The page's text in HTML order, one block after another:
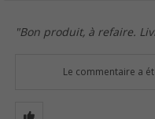
"Bon produit, à refaire.
Le commentaire a